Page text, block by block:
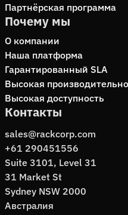
Партнёрская программа
Почему мы
О компании
Наша платформа
Гарантированный SLA
Высокая
Высокая доступность
Контакты
sales@rackcorp.com
+61 290451556
Suite 3101, Level 31
31 Market St
Sydney NSW 2000
Австралия